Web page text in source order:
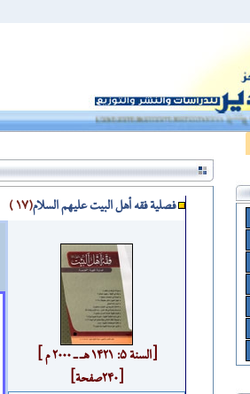
فصلية فقه أهل البيت علیهم السلام(17 )
[السنة 5: 1421 هـ ـ 2000 م ]
[240صفحة]